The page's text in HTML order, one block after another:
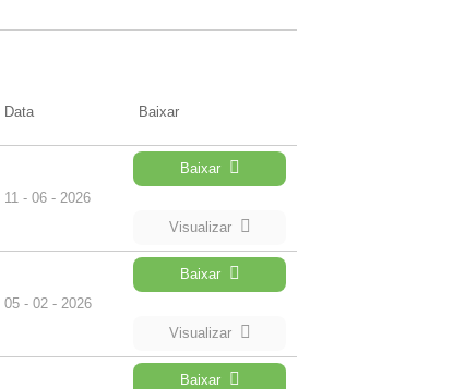
Data Baixar
11 - 06 - 2026
Baixar
Visualizar
05 - 02 - 2026
Baixar
Visualizar
Baixar